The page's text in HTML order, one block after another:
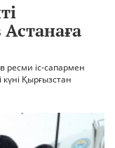
ресми іс-сапармен
Қырғызстан